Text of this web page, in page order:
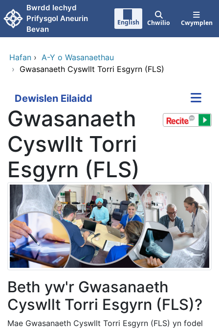
Neidio i'r prif gynnwy
Bwrdd Iechyd
Prifysgol Aneurin
Bevan
English Chwilio Cwymplen
Hafan › A-Y o Wasanaethau
› Gwasanaeth Cyswllt Torri Esgyrn (FLS)
Dewislen Eilaidd
Gwasanaeth
Cyswllt Torri
Esgyrn (FLS)
Beth yw'r Gwasanaeth
Cyswllt Torri Esgyrn (FLS)?
Mae Gwasanaeth Cyswllt Torri Esgyrn (FLS) yn fodel